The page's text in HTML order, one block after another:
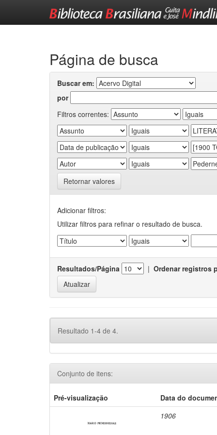
Página de busca
Buscar em:
por
Filtros correntes:
Retornar valores
Adicionar filtros:
Utilizar filtros para refinar o resultado de busca.
Resultados/Página | Ordenar registros
Resultado 1-4 de 4.
Conjunto de itens:
Pré-visualização
Data do
1906